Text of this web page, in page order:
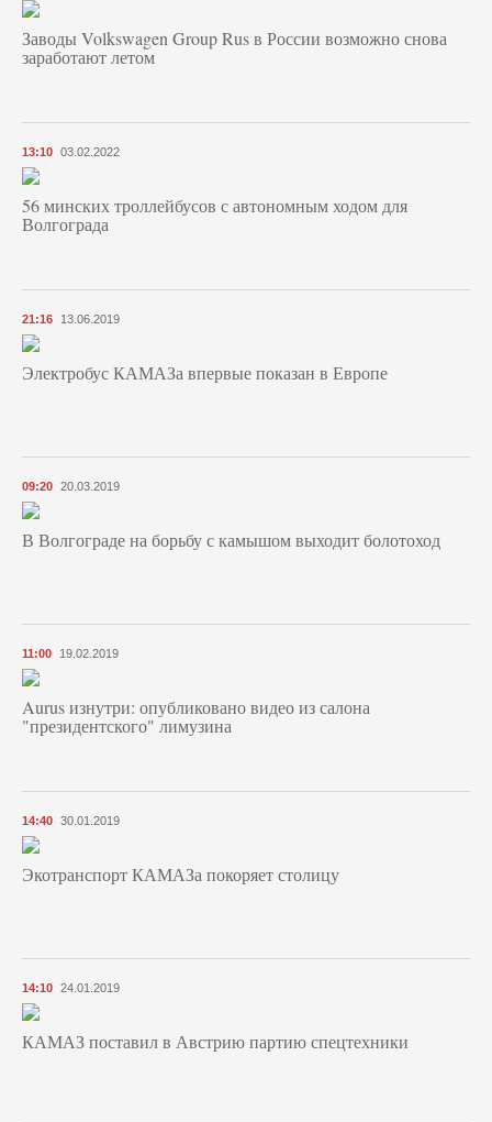
Заводы Volkswagen Group Rus в России возможно снова
заработают летом
13:10 03.02.2022
56 минских троллейбусов с автономным ходом для
Волгограда
21:16 13.06.2019
Электробус КАМАЗа впервые показан в Европе
09:20 20.03.2019
В Волгограде на борьбу с камышом выходит болотоход
11:00 19.02.2019
Aurus изнутри: опубликовано видео из салона
"президентского" лимузина
14:40 30.01.2019
Экотранспорт КАМАЗа покоряет столицу
14:10 24.01.2019
КАМАЗ поставил в Австрию партию спецтехники